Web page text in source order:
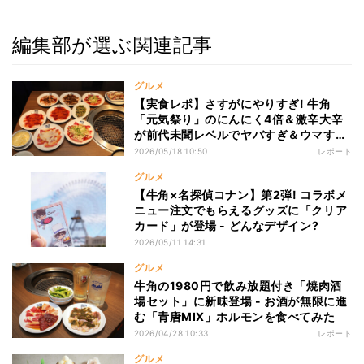
編集部が選ぶ関連記事
グルメ
【実食レポ】さすがにやりすぎ! 牛角
「元気祭り」のにんにく4倍＆激辛大辛
が前代未聞レベルでヤバすぎ＆ウマすぎ
た
2026/05/18 10:50 レポート
グルメ
【牛角×名探偵コナン】第2弾! コラボメ
ニュー注文でもらえるグッズに「クリア
カード」が登場 - どんなデザイン?
2026/05/11 14:31
グルメ
牛角の1980円で飲み放題付き「焼肉酒
場セット」に新味登場 - お酒が無限に進
む「青唐MIX」ホルモンを食べてみた
2026/04/28 10:33 レポート
グルメ